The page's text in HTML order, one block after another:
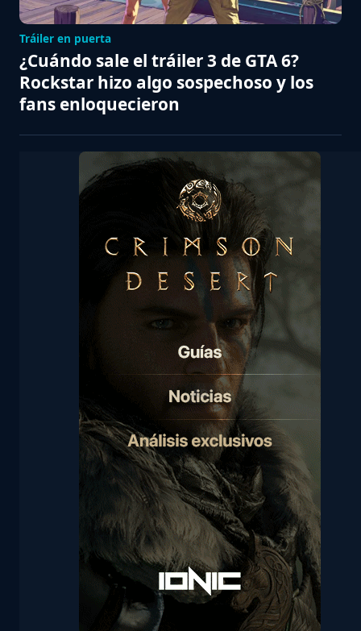
Tráiler en puerta
¿Cuándo sale el tráiler 3 de GTA 6?
Rockstar hizo algo sospechoso y los
fans enloquecieron